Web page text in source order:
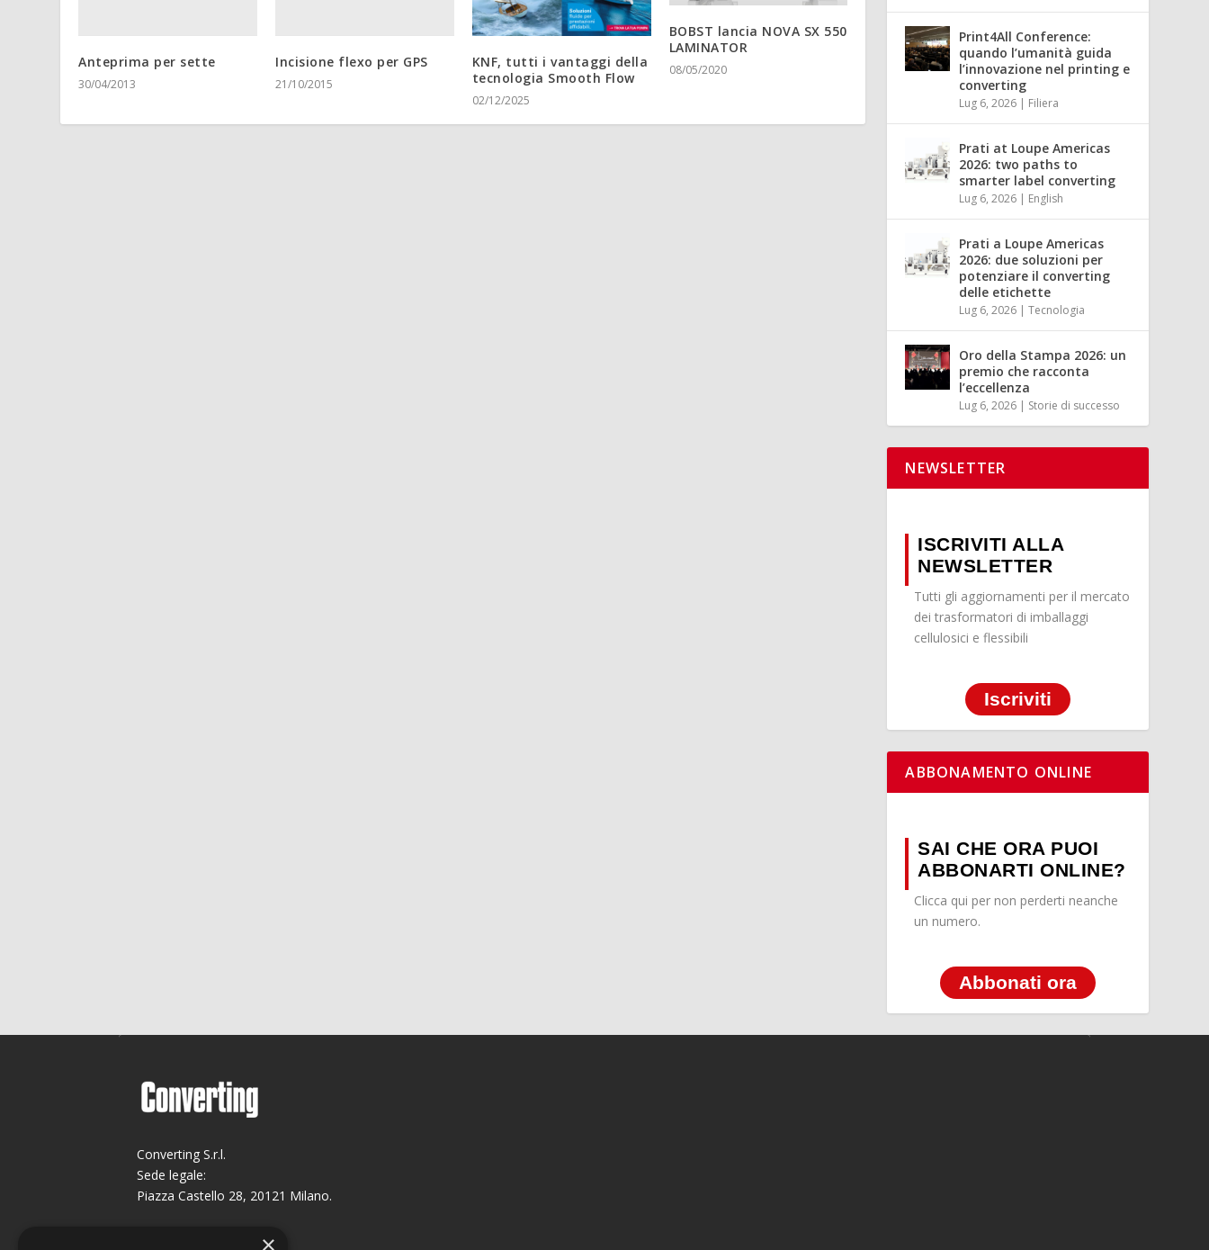
Anteprima per sette
30/04/2013
Incisione flexo per GPS
21/10/2015
KNF, tutti i vantaggi della
tecnologia Smooth Flow
02/12/2025
BOBST lancia NOVA SX 550
LAMINATOR
08/05/2020
Print4All Conference:
quando l’umanità guida
l’innovazione nel printing e
converting
Lug 6, 2026 | Filiera
Prati at Loupe Americas
2026: two paths to
smarter label converting
Lug 6, 2026 | English
Prati a Loupe Americas
2026: due soluzioni per
potenziare il converting
delle etichette
Lug 6, 2026 |Tecnologia
Oro della Stampa 2026: un
premio che racconta
l’eccellenza
Lug 6, 2026 | Storie di successo
NEWSLETTER
ISCRIVITI ALLA
NEWSLETTER
Tutti gli aggiornamenti per il mercato
dei trasformatori di imballaggi
cellulosici e flessibili
Iscriviti
ABBONAMENTO ONLINE
SAI CHE ORA PUOI
ABBONARTI ONLINE?
Clicca qui per non perderti neanche
un numero.
Abbonati ora
Converting S.r.l.
Sede legale:
Piazza Castello 28, 20121 Milano.